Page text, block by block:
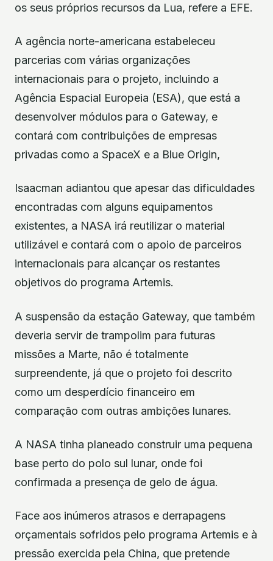
os seus próprios recursos da Lua, refere a EFE.
A agência norte-americana estabeleceu
parcerias com várias organizações
internacionais para o projeto, incluindo a
Agência Espacial Europeia (ESA), que está a
desenvolver módulos para o Gateway, e
contará com contribuições de empresas
privadas como a SpaceX e a Blue Origin,
Isaacman adiantou que apesar das dificuldades
encontradas com alguns equipamentos
existentes, a NASA irá reutilizar o material
utilizável e contará com o apoio de parceiros
internacionais para alcançar os restantes
objetivos do programa Artemis.
A suspensão da estação Gateway, que também
deveria servir de trampolim para futuras
missões a Marte, não é totalmente
surpreendente, já que o projeto foi descrito
como um desperdício financeiro em
comparação com outras ambições lunares.
A NASA tinha planeado construir uma pequena
base perto do polo sul lunar, onde foi
confirmada a presença de gelo de água.
Face aos inúmeros atrasos e derrapagens
orçamentais sofridos pelo programa Artemis e à
pressão exercida pela China, que pretende